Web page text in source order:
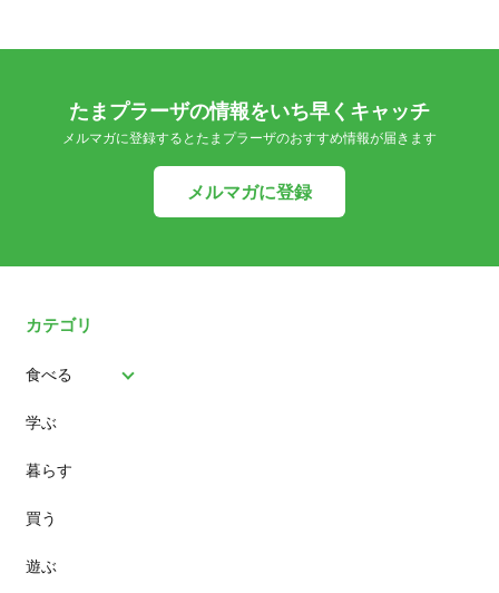
たまプラーザの情報をいち早くキャッチ
メルマガに登録するとたまプラーザのおすすめ情報が届きます
メルマガに登録
カテゴリ
食べる
パン
スイーツ
ランチ
カフェ
学ぶ
暮らす
買う
遊ぶ